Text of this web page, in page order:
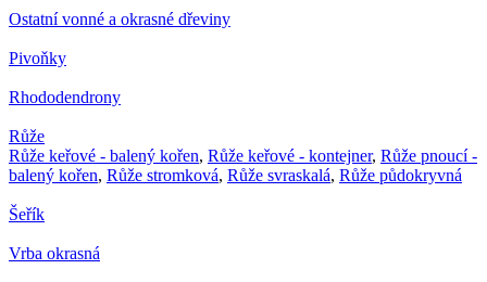
Ostatní vonné a okrasné dřeviny
Pivoňky
Rhododendrony
Růže
Růže keřové - balený kořen, Růže keřové - kontejner, Růže pnoucí -
balený kořen, Růže stromková, Růže svraskalá, Růže půdokryvná
Šeřík
Vrba okrasná